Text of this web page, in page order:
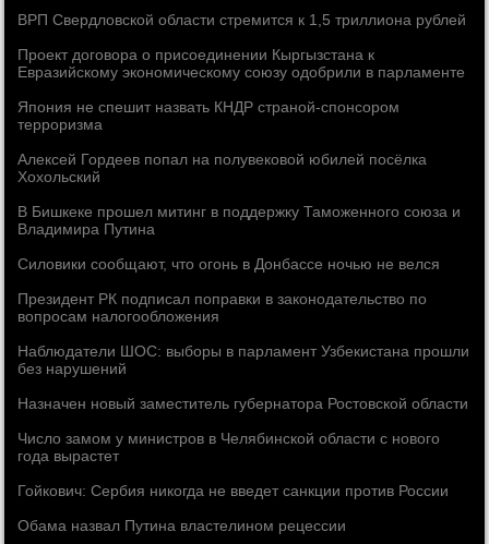
ВРП Свердловской области стремится к 1,5 триллиона рублей
Проект договора о присоединении Кыргызстана к
Евразийскому экономическому союзу одобрили в парламенте
Япония не спешит назвать КНДР страной-спонсором
терроризма
Алексей Гордеев попал на полувековой юбилей посёлка
Хохольский
В Бишкеке прошел митинг в поддержку Таможенного союза и
Владимира Путина
Силовики сообщают, что огонь в Донбассе ночью не велся
Президент РК подписал поправки в законодательство по
вопросам налогообложения
Наблюдатели ШОС: выборы в парламент Узбекистана прошли
без нарушений
Назначен новый заместитель губернатора Ростовской области
Число замом у министров в Челябинской области с нового
года вырастет
Гойкович: Сербия никогда не введет санкции против России
Обама назвал Путина властелином рецессии